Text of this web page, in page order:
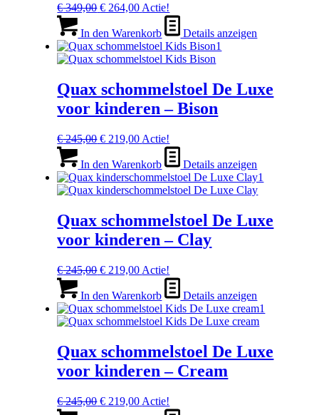
€349,00 Ursprünglicher
war:
€ 349,00
€ 264,00Aktueller
ist:
€ 264,00.
Actie!
In den Warenkorb Details anzeigen
Quax schommelstoel De Luxe
voor kinderen – Bison
€245,00 Ursprünglicher
war:
€ 245,00
€ 219,00Aktueller
ist:
€ 219,00.
Actie!
In den Warenkorb Details anzeigen
Quax schommelstoel De Luxe
voor kinderen – Clay
€245,00 Ursprünglicher
war:
€ 245,00
€ 219,00Aktueller
ist:
€ 219,00.
Actie!
In den Warenkorb Details anzeigen
Quax schommelstoel De Luxe
voor kinderen – Cream
€245,00 Ursprünglicher
€ 219,00Aktueller
Actie!